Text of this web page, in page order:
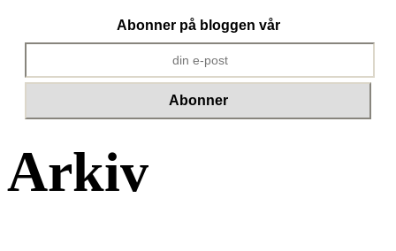
Abonner på bloggen vår
Arkiv